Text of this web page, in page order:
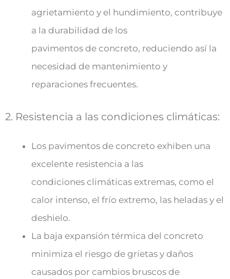
agrietamiento y el hundimiento, contribuye
a la durabilidad de los
pavimentos de concreto, reduciendo así la
necesidad de mantenimiento y
reparaciones frecuentes.
2. Resistencia a las condiciones climáticas:
Los pavimentos de concreto exhiben una
excelente resistencia a las
condiciones climáticas extremas, como el
calor intenso, el frío extremo, las heladas y el
deshielo.
La baja expansión térmica del concreto
minimiza el riesgo de grietas y daños
causados por cambios bruscos de